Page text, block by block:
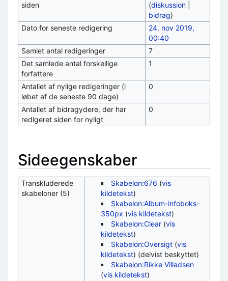
siden
(diskussion|
bidrag)
Dato for seneste redigering
24. nov 2019,
00:40
Samlet antal redigeringer
7
Det samlede antal forskellige
forfattere
1
Antallet af nylige redigeringer (i
løbet af de seneste 90 dage)
0
Antallet af bidragydere, der har
redigeret siden for nyligt
0
Sideegenskaber
Transkluderede
skabeloner (5)
Skabelon:676 (vis
kildetekst)
Skabelon:Album-infoboks-
350px (vis kildetekst)
Skabelon:Clear (vis
kildetekst)
Skabelon:Oversigt (vis
kildetekst) (delvist beskyttet)
Skabelon:Rikke Villadsen
(vis kildetekst)